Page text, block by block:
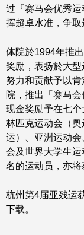
过『赛马会优秀
挥超卓水准，争取
体院於1994年推
奖励，表扬於大
努力和贡献予以
院，推出「赛马
现金奖励予在七
林匹克运动会（
运）、亚洲运动
会及世界大学生
名的运动员，亦将
杭州第4届亚残运
下载。